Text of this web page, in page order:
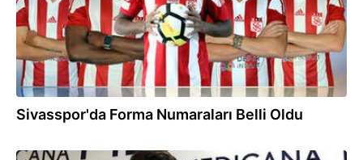
Sivasspor'da Forma Numaraları Belli Oldu